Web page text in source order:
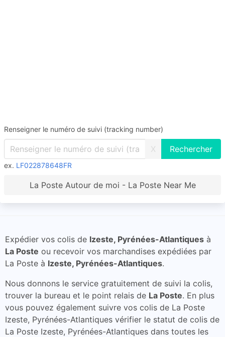
Renseigner le numéro de suivi (tracking number)
X
ex. LF022878648FR
La Poste Autour de moi - La Poste Near Me
Expédier vos colis de Izeste, Pyrénées-Atlantiques à
La Poste ou recevoir vos marchandises expédiées par
La Poste à Izeste, Pyrénées-Atlantiques.
Nous donnons le service gratuitement de suivi la colis,
trouver la bureau et le point relais de La Poste. En plus
vous pouvez également suivre vos colis de La Poste
Izeste, Pyrénées-Atlantiques vérifier le statut de colis de
La Poste Izeste, Pyrénées-Atlantiques dans toutes les